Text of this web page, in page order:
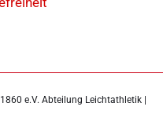
e.V. Abteilung Leichtathletik |